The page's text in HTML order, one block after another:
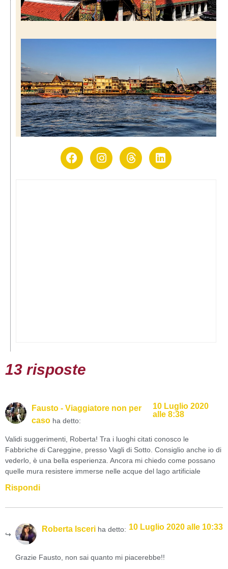
13 risposte
Fausto - Viaggiatore non per
caso ha detto:
10 Luglio 2020
alle 8:38
Validi suggerimenti, Roberta! Tra i luoghi citati conosco le
Fabbriche di Careggine, presso Vagli di Sotto. Consiglio anche io di
vederlo, è una bella esperienza. Ancora mi chiedo come possano
quelle mura resistere immerse nelle acque del lago artificiale
Rispondi
Roberta Isceri ha detto: 10 Luglio 2020 alle 10:33
Grazie Fausto, non sai quanto mi piacerebbe!!